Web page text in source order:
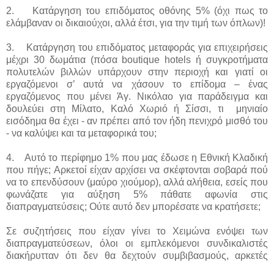
2. Κατάργηση του επιδόματος οθόνης 5% (όχι πως το
ελάμβαναν οι δικαιούχοι, αλλά έτσι, για την τιμή των όπλων)!
3. Κατάργηση του επιδόματος μεταφοράς για επιχειρήσεις
μέχρι 30 δωμάτια (πόσα boutique hotels ή συγκροτήματα
πολυτελών βιλλών υπάρχουν στην περιοχή και γιατί οι
εργαζόμενοι σ’ αυτά να χάσουν το επίδομα – ένας
εργαζόμενος που μένει Άγ. Νικόλαο για παράδειγμα και
δουλεύει στη Μίλατο, Καλό Χωριό ή Σίσσι, τι μηνιαίο
εισόδημα θα έχει - αν πρέπει από τον ήδη πενιχρό μισθό του
- να καλύψει και τα μεταφορικά του;
4. Αυτό το περίφημο 1% που μας έδωσε η Εθνική Κλαδική
που πήγε; Αρκετοί είχαν αρχίσει να σκέφτονται σοβαρά πού
να το επενδύσουν (μαύρο χιούμορ), αλλά αλήθεια, εσείς που
φωνάζατε για αύξηση 5% πάθατε αφωνία στις
διαπραγματεύσεις; Ούτε αυτό δεν μπορέσατε να κρατήσετε;
Σε συζητήσεις που είχαν γίνει το Χειμώνα ενόψει των
διαπραγματεύσεων, όλοι οι εμπλεκόμενοι συνδικαλιστές
διακήρυτταν ότι δεν θα δεχτούν συμβιβασμούς, αρκετές